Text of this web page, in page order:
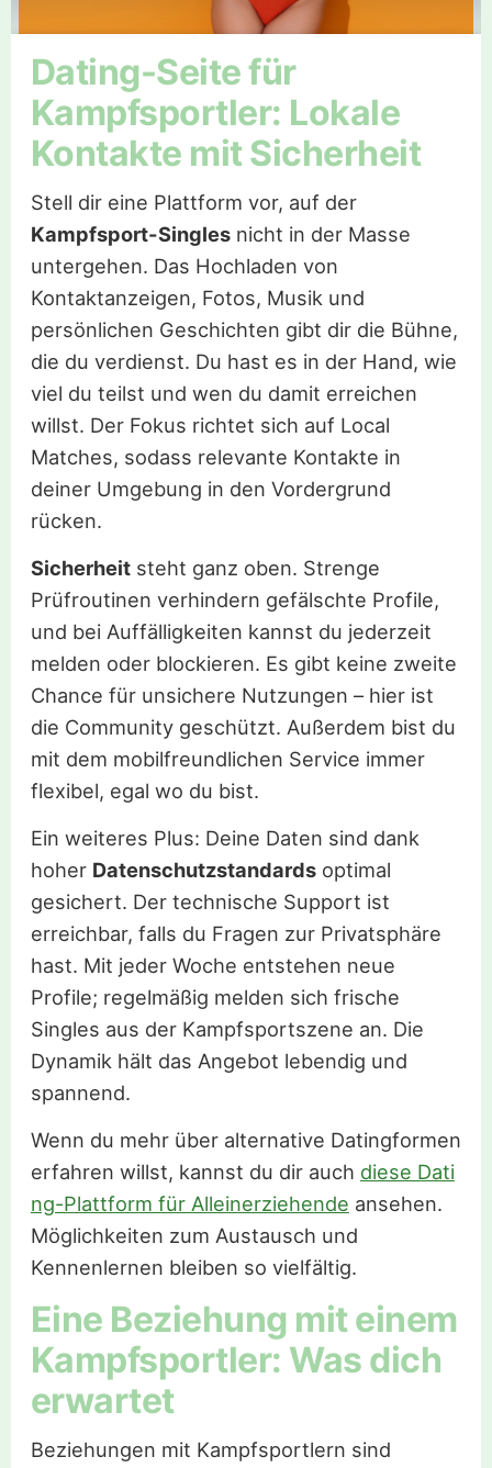
Dating-Seite für
Kampfsportler: Lokale
Kontakte mit Sicherheit
Stell dir eine Plattform vor, auf der
Kampfsport-Singlesnicht in der Masse
untergehen. Das Hochladen von
Kontaktanzeigen, Fotos, Musik und
persönlichen Geschichten gibt dir die Bühne,
die du verdienst. Du hast es in der Hand, wie
viel du teilst und wen du damit erreichen
willst. Der Fokus richtet sich auf Local
Matches, sodass relevante Kontakte in
deiner Umgebung in den Vordergrund
rücken.
Sicherheitsteht ganz oben. Strenge
Prüfroutinen verhindern gefälschte Profile,
und bei Auffälligkeiten kannst du jederzeit
melden oder blockieren. Es gibt keine zweite
Chance für unsichere Nutzungen – hier ist
die Community geschützt. Außerdem bist du
mit dem mobilfreundlichen Service immer
flexibel, egal wo du bist.
Ein weiteres Plus: Deine Daten sind dank
hoher Datenschutzstandardsoptimal
gesichert. Der technische Support ist
erreichbar, falls du Fragen zur Privatsphäre
hast. Mit jeder Woche entstehen neue
Profile; regelmäßig melden sich frische
Singles aus der Kampfsportszene an. Die
Dynamik hält das Angebot lebendig und
spannend.
Wenn du mehr über alternative Datingformen
erfahren willst, kannst du dir auch diese Dati
ng-Plattform für Alleinerziehende ansehen.
Möglichkeiten zum Austausch und
Kennenlernen bleiben so vielfältig.
Eine Beziehung mit einem
Kampfsportler: Was dich
erwartet
Beziehungen mit Kampfsportlern sind